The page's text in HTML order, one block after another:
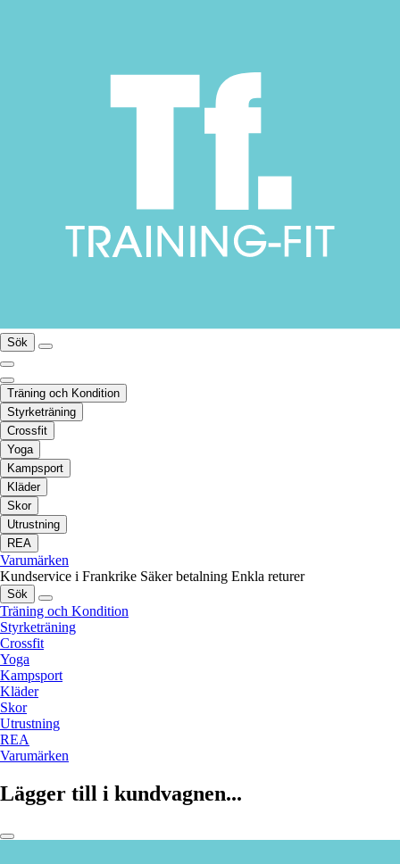
Sök
Träning och Kondition
Styrketräning
Crossfit
Yoga
Kampsport
Kläder
Skor
Utrustning
REA
Varumärken
Kundservice i Frankrike Säker betalning Enkla returer
Sök
Träning och Kondition
Styrketräning
Crossfit
Yoga
Kampsport
Kläder
Skor
Utrustning
REA
Varumärken
Lägger till i kundvagnen...